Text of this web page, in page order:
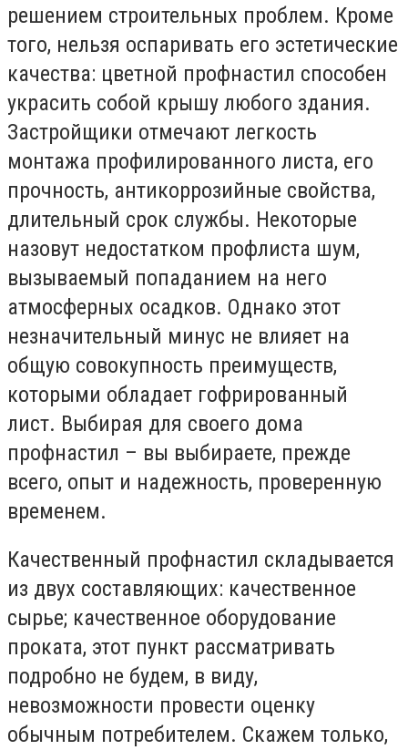
решением строительных проблем. Кроме
того, нельзя оспаривать его эстетические
качества: цветной профнастил способен
украсить собой крышу любого здания.
Застройщики отмечают легкость
монтажа профилированного листа, его
прочность, антикоррозийные свойства,
длительный срок службы. Некоторые
назовут недостатком профлиста шум,
вызываемый попаданием на него
атмосферных осадков. Однако этот
незначительный минус не влияет на
общую совокупность преимуществ,
которыми обладает гофрированный
лист. Выбирая для своего дома
профнастил – вы выбираете, прежде
всего, опыт и надежность, проверенную
временем.
Качественный профнастил складывается
из двух составляющих: качественное
сырье; качественное оборудование
проката, этот пункт рассматривать
подробно не будем, в виду,
невозможности провести оценку
обычным потребителем. Скажем только,